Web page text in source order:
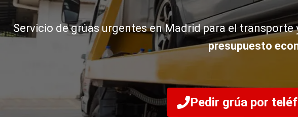
Servicio de grúas urgentes en Madrid para el
presupuesto
Pedir grúa por